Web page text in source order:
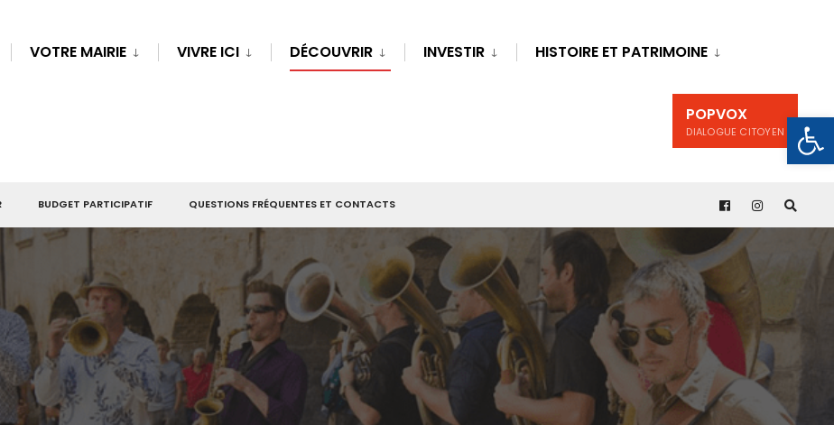
VOTRE MAIRIE VIVRE ICI DÉCOUVRIR INVESTIR HISTOIRE ET PATRIMOINE
POPVOX
DIALOGUE CITOYEN
BUDGET PARTICIPATIF QUESTIONS FRÉQUENTES ET CONTACTS